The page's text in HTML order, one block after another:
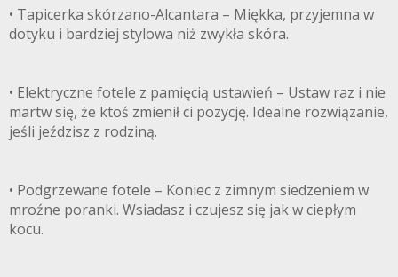
• Tapicerka skórzano-Alcantara – Miękka, przyjemna w
dotyku i bardziej stylowa niż zwykła skóra.
• Elektryczne fotele z pamięcią ustawień – Ustaw raz i nie
martw się, że ktoś zmienił ci pozycję. Idealne rozwiązanie,
jeśli jeździsz z rodziną.
• Podgrzewane fotele – Koniec z zimnym siedzeniem w
mroźne poranki. Wsiadasz i czujesz się jak w ciepłym
kocu.